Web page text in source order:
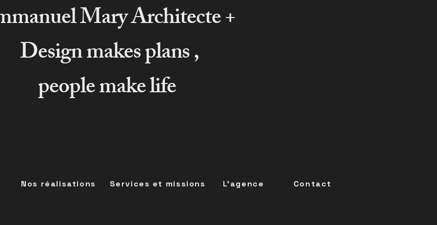
Mary Architecte +
Design makes plans ,
people make life
Nos réalisations Services et missions L'agence Contact